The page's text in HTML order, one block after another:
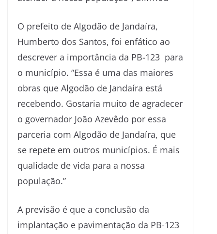
O prefeito de Algodão de Jandaíra,
Humberto dos Santos, foi enfático ao
descrever a importância da PB-123 para
o município. “Essa é uma das maiores
obras que Algodão de Jandaíra está
recebendo. Gostaria muito de agradecer
o governador João Azevêdo por essa
parceria com Algodão de Jandaíra, que
se repete em outros municípios. É mais
qualidade de vida para a nossa
população.”
A previsão é que a conclusão da
implantação e pavimentação da PB-123